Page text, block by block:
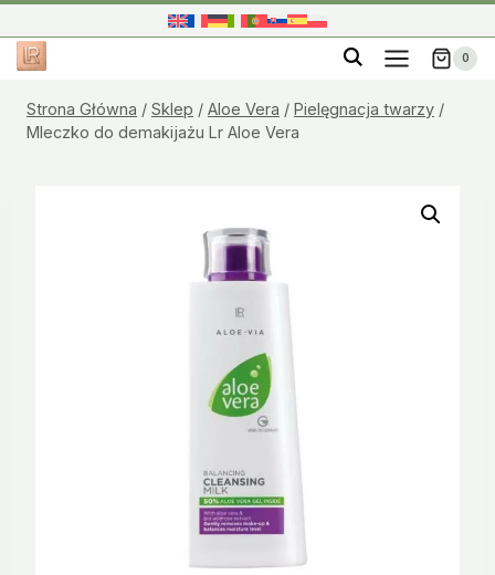
do
treści
0
Strona Główna / Sklep / Aloe Vera / Pielęgnacja twarzy /
Mleczko do demakijażu Lr Aloe Vera